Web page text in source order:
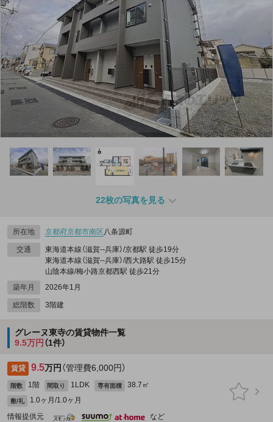
22枚の写真を見る
所在地 京都府京都市南区八条源町
交通
東海道本線（滋賀--兵庫）/京都駅 徒歩19分
東海道本線（滋賀--兵庫）/西大路駅 徒歩15分
山陰本線/梅小路京都西駅 徒歩21分
築年月
2026年1月
総階数 3階建
グレーヌ東寺の賃貸物件一覧
9.5万円 （1件）
賃貸 9.5万円 （管理費6,000円）
階数 1階 間取り 1LDK 専有面積 38.7㎡
敷/礼
1.0ヶ月/1.0ヶ月
情報提供元
など